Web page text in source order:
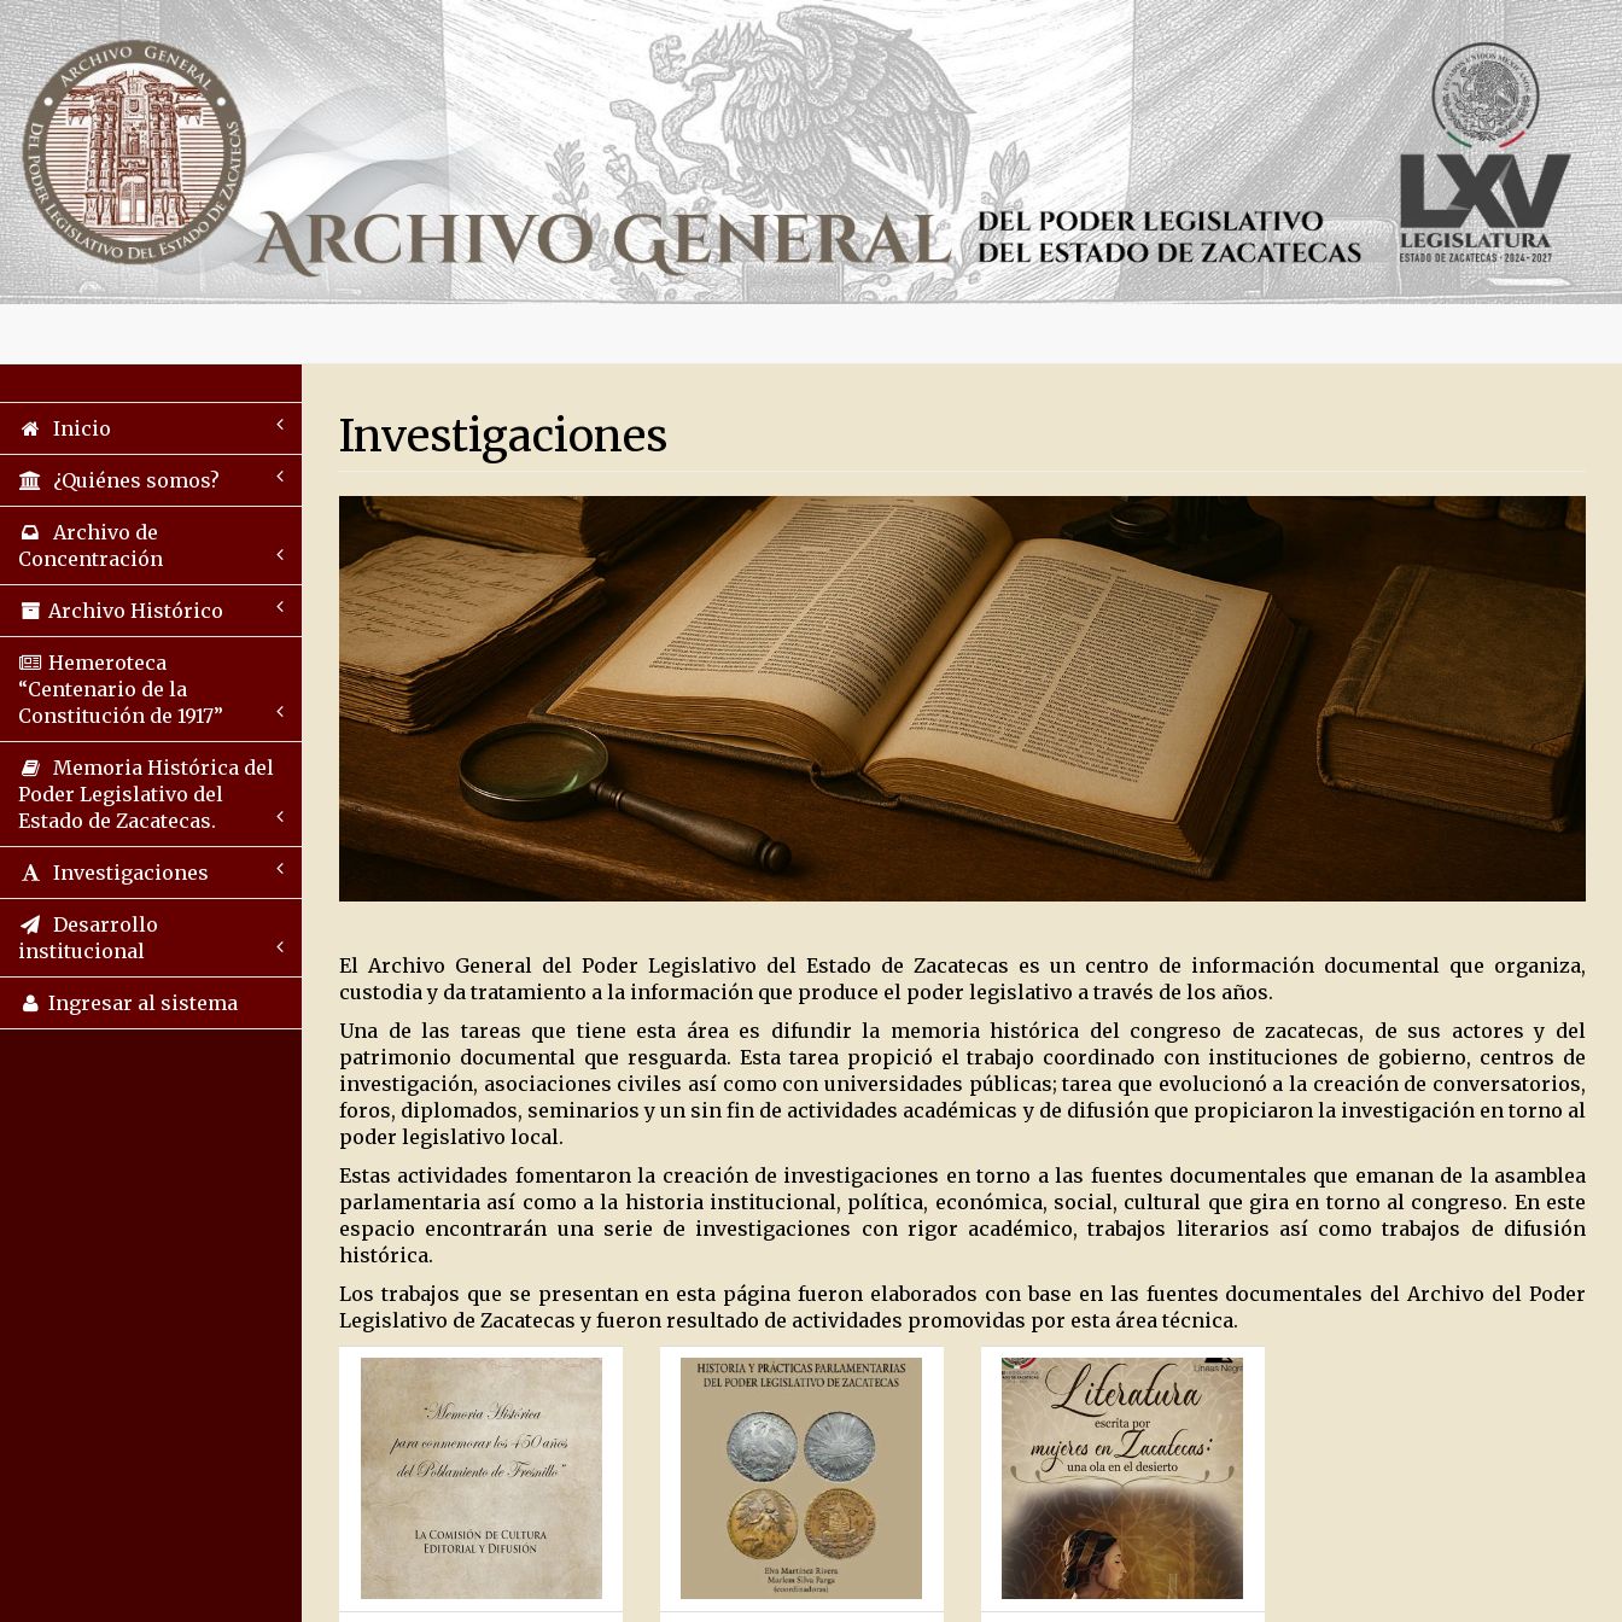
Inicio
¿Quiénes somos?
Archivo de
Concentración
Archivo Histórico
Hemeroteca
“Centenario de la
Constitución de 1917”
Memoria Histórica del
Poder Legislativo del
Estado de Zacatecas.
Investigaciones
Desarrollo
institucional
Ingresar al sistema
Investigaciones
El Archivo General del Poder Legislativo del Estado de Zacatecas es un centro de información documental que organiza,
custodia y da tratamiento a la información que produce el poder legislativo a través de los años.
Una de las tareas que tiene esta área es difundir la memoria histórica del congreso de zacatecas, de sus actores y del
patrimonio documental que resguarda. Esta tarea propició el trabajo coordinado con instituciones de gobierno, centros de
investigación, asociaciones civiles así como con universidades públicas; tarea que evolucionó a la creación de conversatorios,
foros, diplomados, seminarios y un sin fin de actividades académicas y de difusión que propiciaron la investigación en torno al
poder legislativo local.
Estas actividades fomentaron la creación de investigaciones en torno a las fuentes documentales que emanan de la asamblea
parlamentaria así como a la historia institucional, política, económica, social, cultural que gira en torno al congreso. En este
espacio encontrarán una serie de investigaciones con rigor académico, trabajos literarios así como trabajos de difusión
histórica.
Los trabajos que se presentan en esta página fueron elaborados con base en las fuentes documentales del Archivo del Poder
Legislativo de Zacatecas y fueron resultado de actividades promovidas por esta área técnica.